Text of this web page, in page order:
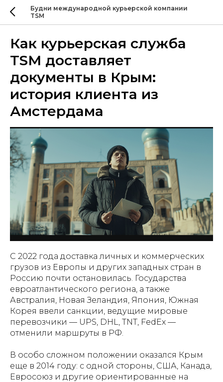
Будни международной курьерской компании
TSM
Как курьерская служба
TSM доставляет
документы в Крым:
история клиента из
Амстердама
С 2022 года доставка личных и коммерческих
грузов из Европы и других западных стран в
Россию почти остановилась. Государства
евроатлантического региона, а также
Австралия, Новая Зеландия, Япония, Южная
Корея ввели санкции, ведущие мировые
перевозчики — UPS, DHL, TNT, FedEx —
отменили маршруты в РФ.
В особо сложном положении оказался Крым
еще в 2014 году: с одной стороны, США, Канада,
Евросоюз и другие ориентированные на